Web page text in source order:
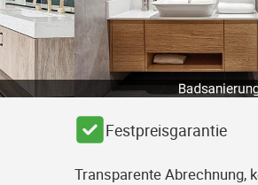
Festpreisgarantie
Transparente Abrechnung,